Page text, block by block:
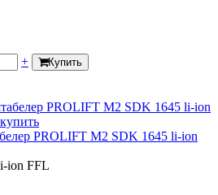
+ Купить
PROLIFT M2 SDK 1645 li-ion
ion FFL